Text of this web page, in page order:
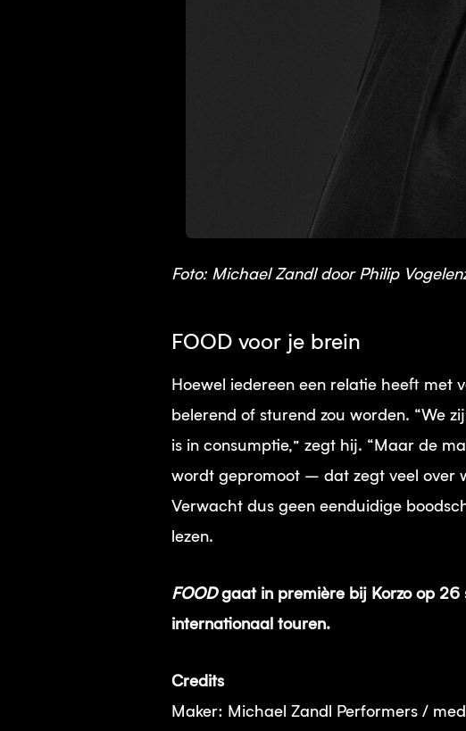
Foto: Michael Zandl door Philip
FOOD voor je brein
Hoewel iedereen een relatie heeft met
belerend of sturend zou worden. “We
is in consumptie,” zegt hij. “Maar de
wordt gepromoot – dat zegt veel over
Verwacht dus geen eenduidige
lezen.
FOODgaat in première bij Korzo op 26
internationaal touren.
Credits
Maker: Michael Zandl Performers /